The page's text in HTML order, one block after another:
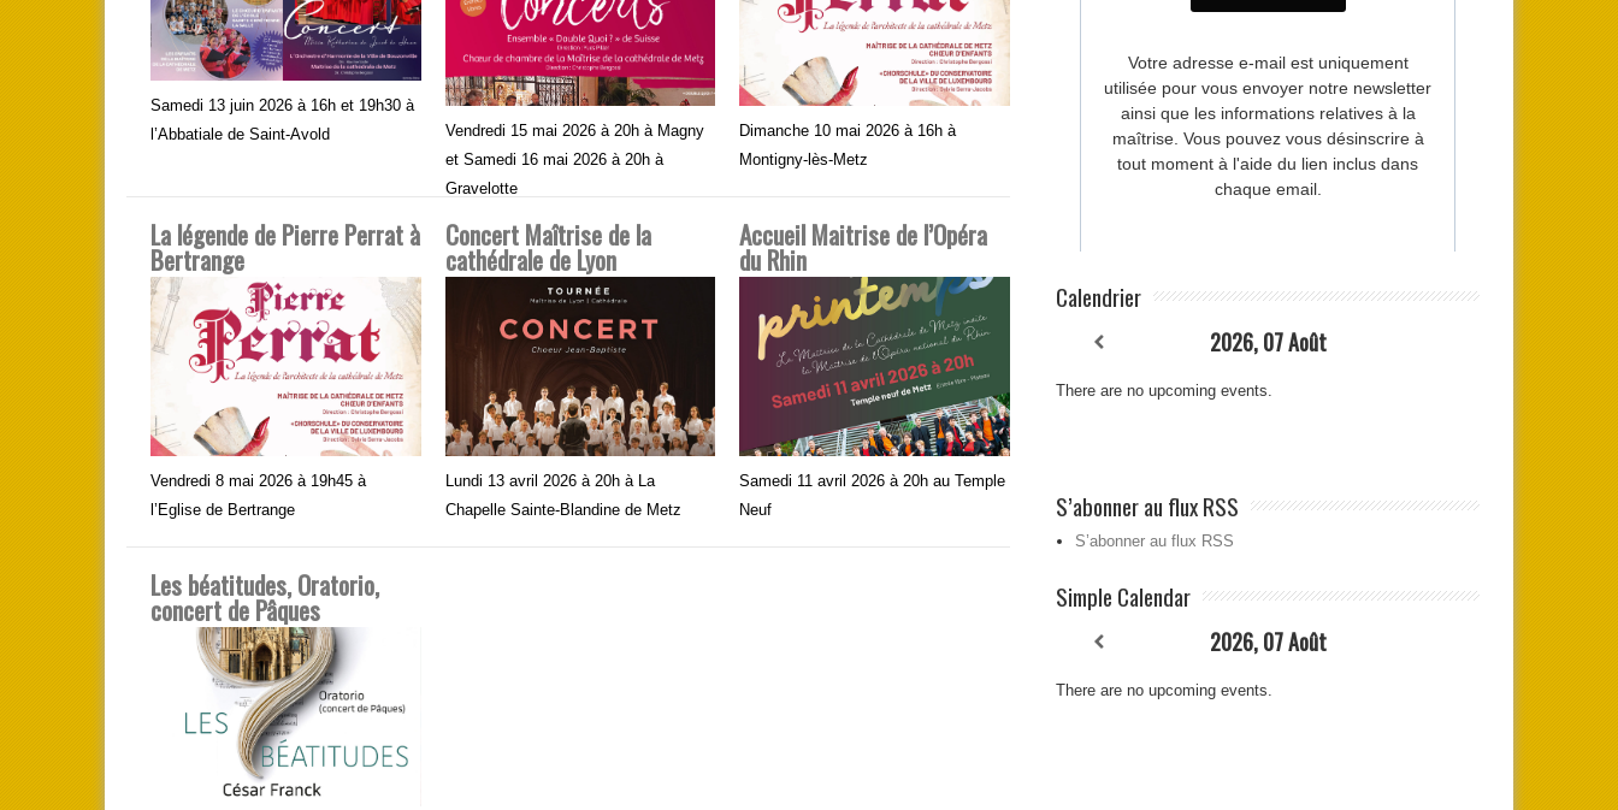
Samedi 13 juin 2026 à 16h et 19h30 à
l’Abbatiale de Saint-Avold
Vendredi 15 mai 2026 à 20h à Magny
et Samedi 16 mai 2026 à 20h à
Gravelotte
Dimanche 10 mai 2026 à 16h à
Montigny-lès-Metz
La légende de Pierre Perrat à
Bertrange
Vendredi 8 mai 2026 à 19h45 à
l’Eglise de Bertrange
Concert Maîtrise de la
cathédrale de Lyon
Lundi 13 avril 2026 à 20h à La
Chapelle Sainte-Blandine de Metz
Accueil Maitrise de l’Opéra
du Rhin
Samedi 11 avril 2026 à 20h au Temple
Neuf
Les béatitudes, Oratorio,
concert de Pâques
Calendrier
2026, 07 Août
There are no upcoming events.
S’abonner au flux RSS
S’abonner au flux RSS
Simple Calendar
2026, 07 Août
There are no upcoming events.